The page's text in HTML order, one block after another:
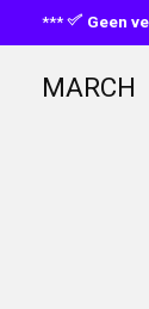
*** Geen
MARCH